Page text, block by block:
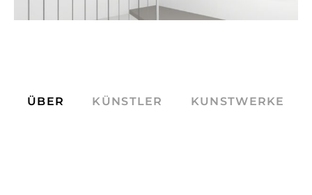
ÜBER KÜNSTLER KUNSTWERKE